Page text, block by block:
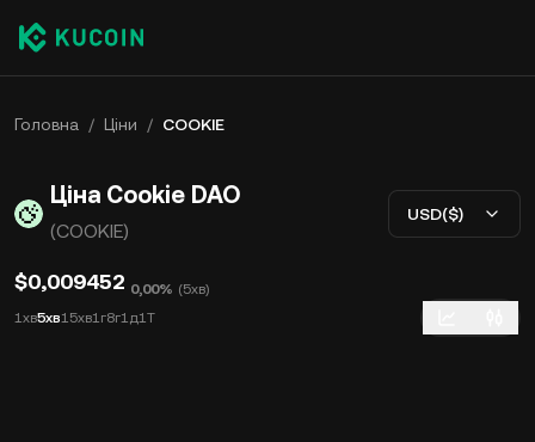
Головна / Ціни / COOKIE
Ціна Cookie DAO
(COOKIE)
USD($)
$0,009452 0,00% (5хв)
1хв5хв15хв1г8г1д1Т